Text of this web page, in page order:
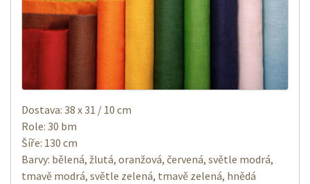
Dostava: 38 x 31 / 10 cm
Role: 30 bm
Šíře: 130 cm
Barvy: bělená, žlutá, oranžová, červená, světle modrá,
tmavě modrá, světle zelená, tmavě zelená, hnědá